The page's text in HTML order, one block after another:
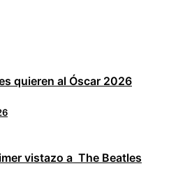
quieren al Óscar 2026
vistazo a The Beatles